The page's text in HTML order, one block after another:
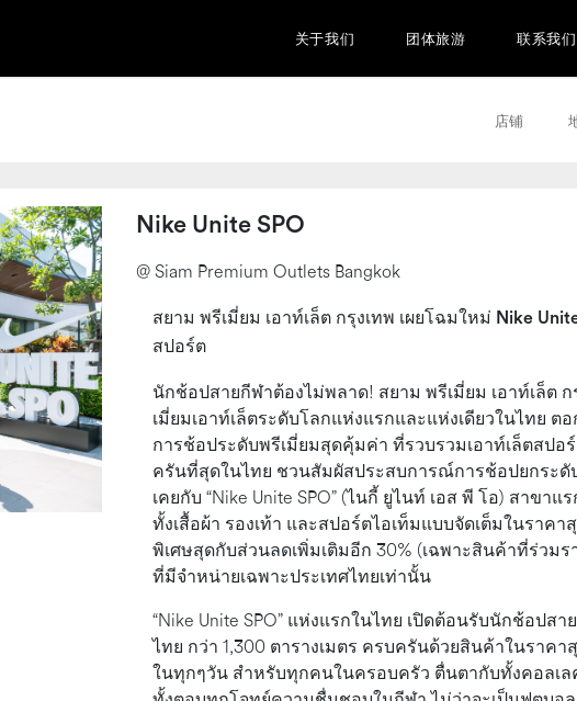
关于我们 团体旅游 联系我们
店铺
Nike Unite SPO
@ Siam Premium Outlets Bangkok
สยาม พรีเมี่ยม เอาท์เล็ต กรุงเทพ เผยโฉมใหม่ Nike
สปอร์ต
นักช้อปสายกีฬาต้องไม่พลาด! สยาม พรีเมี่ยม เอาท์เล็ต ก
เมี่ยมเอาท์เล็ตระดับโลกแห่งแรกและแห่งเดียวในไทย
การช้อประดับพรีเมี่ยมสุดคุ้มค่า ที่รวบรวมเอาท์เล็ตสป
ครันที่สุดในไทย ชวนสัมผัสประสบการณ์การช้อปยกระ
เคยกับ “Nike Unite SPO” (ไนกี้ ยูไนท์ เอส พี โอ) สาข
ทั้งเสื้อผ้า รองเท้า และสปอร์ตไอเท็มแบบจัดเต็มในราค
พิเศษสุดกับส่วนลดเพิ่มเติมอีก 30% (เฉพาะสินค้าที่ร่วม
ที่มีจำหน่ายเฉพาะประเทศไทยเท่านั้น
“Nike Unite SPO” แห่งแรกในไทย เปิดต้อนรับนักช้อป
ไทย กว่า 1,300 ตารางเมตร ครบครันด้วยสินค้าในราค
ในทุกๆวัน สำหรับทุกคนในครอบครัว ตื่นตากับทั้งคอลเ